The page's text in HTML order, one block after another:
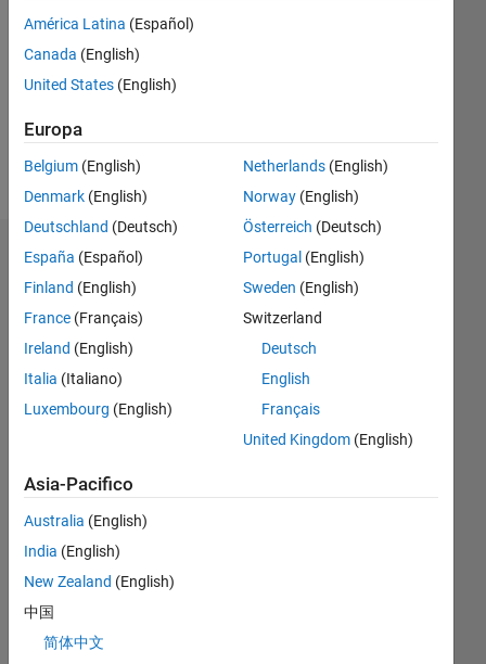
Followers:
Following:
Follow
Dashboard
Feeds
Nessuna
América Latina (Español)
Canada (English)
United States (English)
Europa
Belgium (English)
Denmark (English)
Deutschland (Deutsch)
España (Español)
Finland (English)
France (Français)
Ireland (English)
Italia (Italiano)
Luxembourg (English)
Netherlands(English)
Norway(English)
Österreich (Deutsch)
Portugal (English)
Sweden (English)
Switzerland
Deutsch
English
Français
United Kingdom(English)
Asia-Pacifico
Australia (English)
India (English)
New Zealand (English)
中国
简体中文